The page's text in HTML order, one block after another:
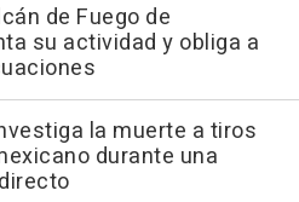
de Fuego de
su actividad y obliga a
la muerte a tiros
durante una